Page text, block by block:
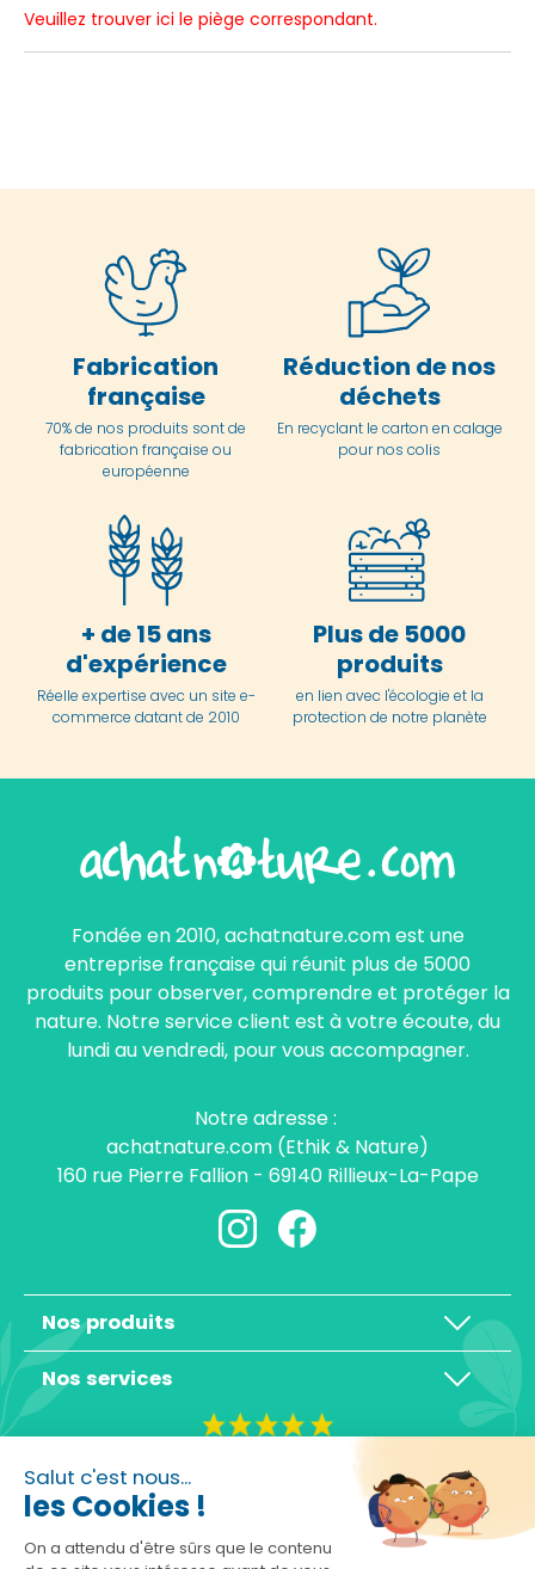
Salut c'est nous...
les Cookies !
On a attendu d'être sûrs que le contenu
Veuillez trouver ici le piège correspondant.
Fabrication
française
70% de nos produits sont de
fabrication française ou
européenne
Réduction de nos
déchets
En recyclant le carton en calage
pour nos colis
+ de 15 ans
d'expérience
Réelle expertise avec un site e-
commerce datant de 2010
Plus de 5000
produits
en lien avec l'écologie et la
protection de notre planète
Fondée en 2010, achatnature.com est une
entreprise française qui réunit plus de 5000
produits pour observer, comprendre et protéger la
nature. Notre service client est à votre écoute, du
lundi au vendredi, pour vous accompagner.
Notre adresse :
achatnature.com (Ethik & Nature)
160 rue Pierre Fallion - 69140 Rillieux-La-Pape
Nos produits
Nos services